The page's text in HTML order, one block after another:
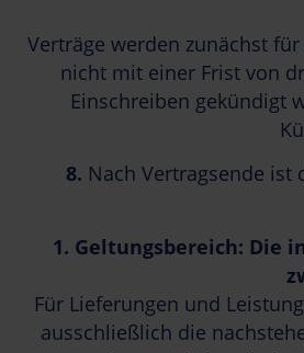
Verträge werden zunächst
nicht mit einer Frist von
Einschreiben gekündigt
8. Nach Vertragsende
1. Geltungsbereich: Die
Für Lieferungen und
ausschließlich die